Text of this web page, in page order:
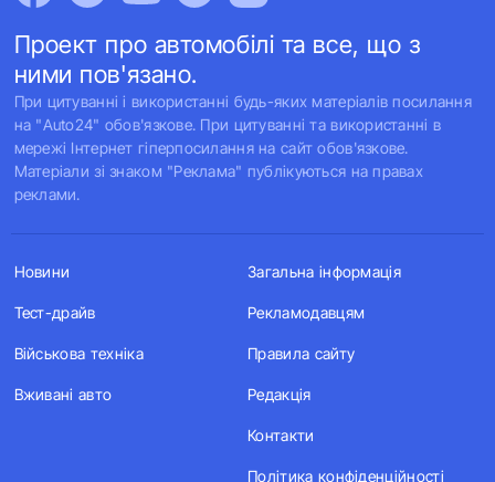
Проект про автомобілі та все, що з
ними пов'язано.
При цитуванні і використанні будь-яких матеріалів посилання
на "Auto24" обов'язкове. При цитуванні та використанні в
мережі Інтернет гіперпосилання на сайт обов'язкове.
Матеріали зі знаком "Реклама" публікуються на правах
реклами.
Новини
Тест-драйв
Військова техніка
Вживані авто
Загальна інформація
Рекламодавцям
Правила сайту
Редакція
Контакти
Політика конфіденційності